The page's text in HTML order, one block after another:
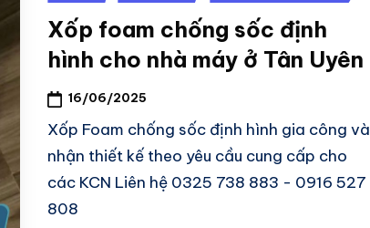
Xốp foam chống sốc định
hình cho nhà máy ở Tân Uyên
16/06/2025
Xốp Foam chống sốc định hình gia công và
nhận thiết kế theo yêu cầu cung cấp cho
các KCN Liên hệ 0325 738 883 - 0916 527
808